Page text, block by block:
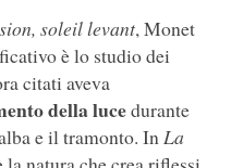
soleil levant, Monet
è lo studio dei
citati aveva
della lucedurante
e il tramonto. InLa